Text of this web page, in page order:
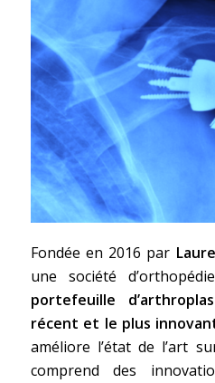
Fondée en 2016 par
une société
portefeuille
récent et le plus
améliore l’état de l’art
comprend des